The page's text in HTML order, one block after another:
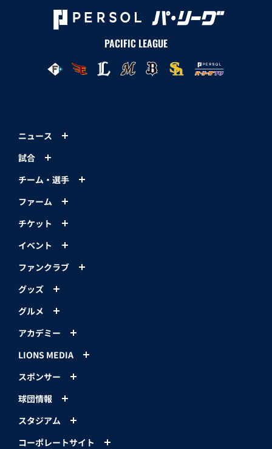
PACIFIC LEAGUE
ニュース
試合
チーム・選手
ファーム
チケット
イベント
ファンクラブ
グッズ
グルメ
アカデミー
LIONS MEDIA
スポンサー
球団情報
スタジアム
コーポレートサイト